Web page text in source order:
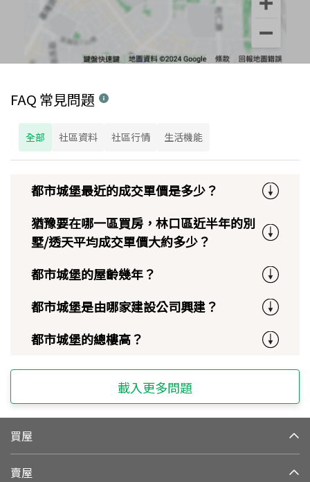
FAQ 常見問題
全部 社區資料 社區行情 生活機能
都市城堡最近的成交單價是多少？
猶豫要在哪一區買房，林口區近半年的別
墅/透天平均成交單價大約多少？
都市城堡的屋齡幾年？
都市城堡是由哪家建設公司興建？
都市城堡的總樓高？
載入更多問題
買屋
賣屋